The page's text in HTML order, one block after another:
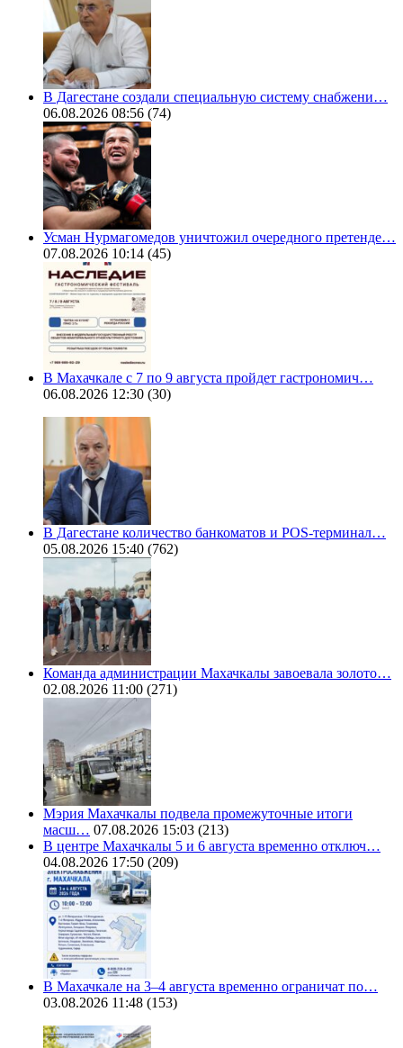
В Дагестане создали специальную систему снабжени…
06.08.2026 08:56 (74)
Усман Нурмагомедов уничтожил очередного претенде…
07.08.2026 10:14 (45)
В Махачкале с 7 по 9 августа пройдет гастрономич…
06.08.2026 12:30 (30)
В Дагестане количество банкоматов и POS-терминал…
05.08.2026 15:40 (762)
Команда администрации Махачкалы завоевала золото…
02.08.2026 11:00 (271)
Мэрия Махачкалы подвела промежуточные итоги
масш… 07.08.2026 15:03 (213)
В центре Махачкалы 5 и 6 августа временно отключ…
04.08.2026 17:50 (209)
В Махачкале на 3–4 августа временно ограничат по…
03.08.2026 11:48 (153)